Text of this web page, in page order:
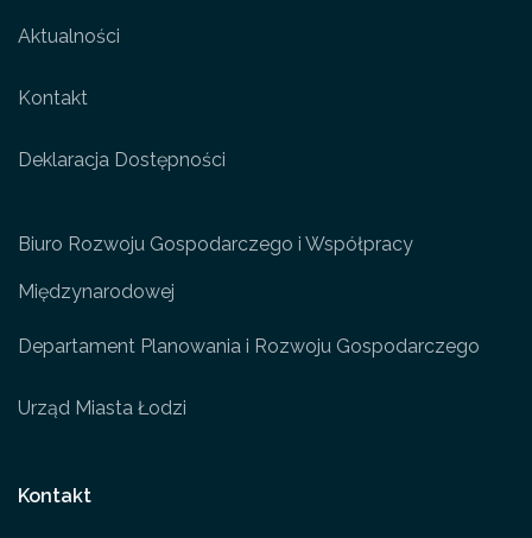
Aktualności
Kontakt
Deklaracja Dostępności
Biuro Rozwoju Gospodarczego i Współpracy
Międzynarodowej
Departament Planowania i Rozwoju Gospodarczego
Urząd Miasta Łodzi
Kontakt